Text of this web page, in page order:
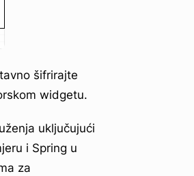
šifrirajte
widgetu.
uključujući
i Spring u
za